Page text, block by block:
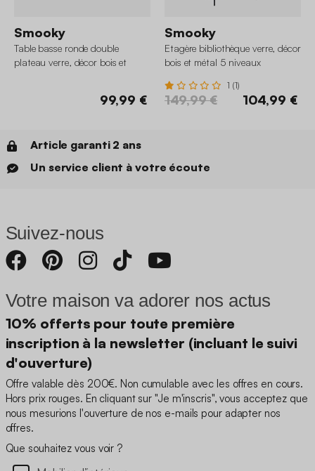
Smooky
Table basse ronde double
plateau verre, décor bois et
99,99 €
Smooky
Etagère bibliothèque verre, décor
bois et métal 5 niveaux
1 (1)
149,99 € 104,99 €
Article garanti 2 ans
Un service client à votre écoute
Suivez-nous
Votre maison va adorer nos actus
10% offerts pour toute première
inscription à la newsletter (incluant le suivi
d'ouverture)
Offre valable dès 200€. Non cumulable avec les offres en cours.
Hors prix rouges. En cliquant sur "Je m'inscris", vous acceptez que
nous mesurions l'ouverture de nos e-mails pour adapter nos
offres.
Que souhaitez vous voir ?